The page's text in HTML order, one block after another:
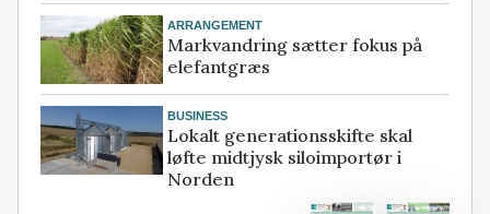
ARRANGEMENT
Markvandring sætter fokus på
elefantgræs
BUSINESS
Lokalt generationsskifte skal
løfte midtjysk siloimportør i
Norden